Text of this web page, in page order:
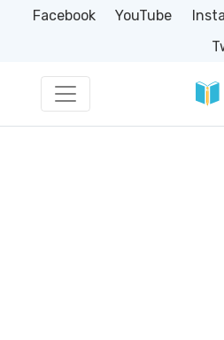
YouTube
Facebook